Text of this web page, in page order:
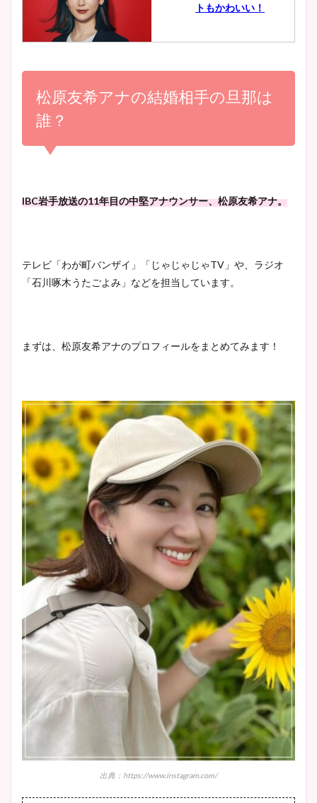
とめ！美脚や水着姿に年齢も
宇賀神メグアナのニット画像
池谷実悠アナのメガネ画像が
トもかわいい！
小室瑛莉子のカップ画像まと
め！足が美脚でニット衣装も
かわいい！
wikiプロフもチェック！
大家彩香アナのかわいいカッ
プ画像まとめ！同期や実家に
肉も凄い！
鈴木唯の太ってた時の体重が
ヤバすぎww原因や痩せたダ
イエット方は？昔と現在を画
像比較！
豊島実季アナのカップ画像ま
とめ！美脚や水着姿に年齢も
調査！
宇賀神メグアナのニット画像
まとめ！足も美脚でカップも
凄い！
池谷実悠アナのメガネ画像が
松原友希アナの結婚相手の旦那は
誰？
IBC岩手放送の11年目の中堅アナウンサー、松原友希アナ。
テレビ「わが町バンザイ」「じゃじゃじゃTV」や、ラジオ
「石川啄木うたごよみ」などを担当しています。
まずは、松原友希アナのプロフィールをまとめてみます！
出典：https://www.instagram.com/